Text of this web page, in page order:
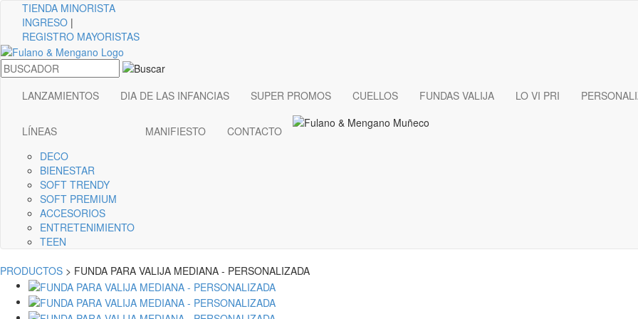
TIENDA MINORISTA
INGRESO |
REGISTRO MAYORISTAS
LANZAMIENTOS DIA DE LAS INFANCIAS SUPER PROMOS CUELLOS FUNDAS VALIJA LO VI PRI
LÍNEAS
DECO
BIENESTAR
SOFT TRENDY
SOFT PREMIUM
ACCESORIOS
ENTRETENIMIENTO
TEEN
MANIFIESTO CONTACTO
PRODUCTOS > FUNDA PARA VALIJA MEDIANA - PERSONALIZADA